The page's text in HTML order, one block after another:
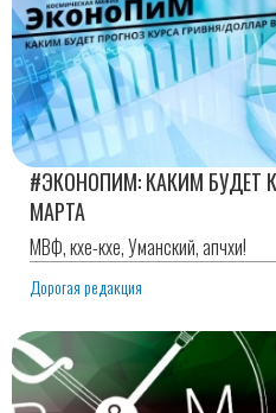
#ЭКОНОПИМ: КАКИМ БУДЕТ
МАРТА
МВФ, кхе-кхе, Уманский, апчхи!
Дорогая редакция